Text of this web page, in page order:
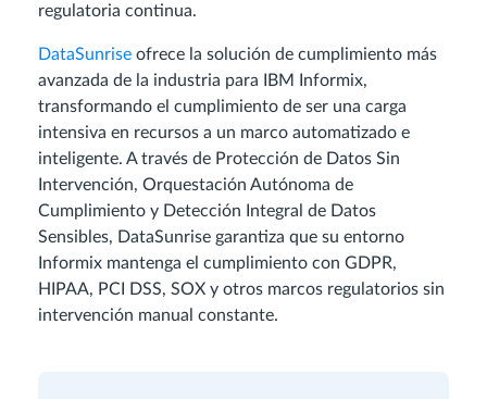
regulatoria continua.
DataSunrise ofrece la solución de cumplimiento más
avanzada de la industria para IBM Informix,
transformando el cumplimiento de ser una carga
intensiva en recursos a un marco automatizado e
inteligente. A través de Protección de Datos Sin
Intervención, Orquestación Autónoma de
Cumplimiento y Detección Integral de Datos
Sensibles, DataSunrise garantiza que su entorno
Informix mantenga el cumplimiento con GDPR,
HIPAA, PCI DSS, SOX y otros marcos regulatorios sin
intervención manual constante.